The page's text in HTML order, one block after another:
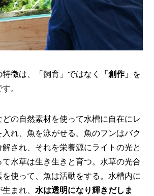
徴は、「飼育」ではなく 「創作」 を
。
の自然素材を使って水槽に自在にレ
れ、魚を泳がせる。魚のフンはバク
され、それを栄養源にライトの光と
水草は生き生きと育つ。水草の光合
使って、魚は活動をする。水槽内に
生まれ、水は透明になり輝きだしま